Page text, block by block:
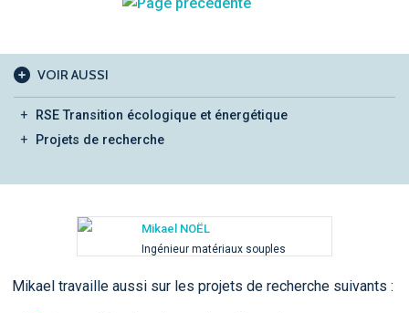
VOIR AUSSI
RSE Transition écologique et énergétique
Projets de recherche
Mikael NOËL
Ingénieur matériaux souples
Mikael travaille aussi sur les projets de recherche suivants :